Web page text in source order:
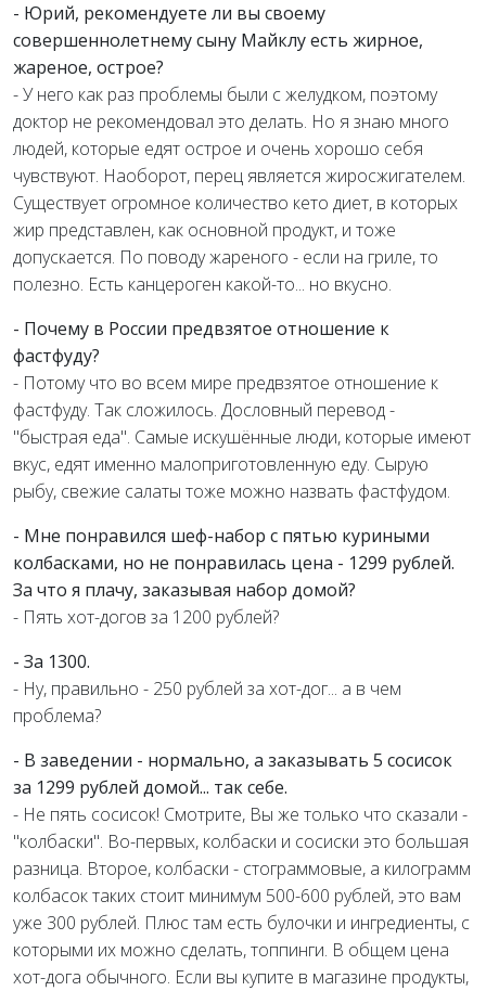
- Юрий, рекомендуете ли вы своему
совершеннолетнему сыну Майклу есть жирное,
жареное, острое?
- У него как раз проблемы были с желудком, поэтому
доктор не рекомендовал это делать. Но я знаю много
людей, которые едят острое и очень хорошо себя
чувствуют. Наоборот, перец является жиросжигателем.
Существует огромное количество кето диет, в которых
жир представлен, как основной продукт, и тоже
допускается. По поводу жареного - если на гриле, то
полезно. Есть канцероген какой-то... но вкусно.
- Почему в России предвзятое отношение к
фастфуду?
- Потому что во всем мире предвзятое отношение к
фастфуду. Так сложилось. Дословный перевод -
"быстрая еда". Самые искушённые люди, которые имеют
вкус, едят именно малоприготовленную еду. Сырую
рыбу, свежие салаты тоже можно назвать фастфудом.
- Мне понравился шеф-набор с пятью куриными
колбасками, но не понравилась цена - 1299 рублей.
За что я плачу, заказывая набор домой?
- Пять хот-догов за 1200 рублей?
- За 1300.
- Ну, правильно - 250 рублей за хот-дог... а в чем
проблема?
- В заведении - нормально, а заказывать 5 сосисок
за 1299 рублей домой... так себе.
- Не пять сосисок! Смотрите, Вы же только что сказали -
"колбаски". Во-первых, колбаски и сосиски это большая
разница. Второе, колбаски - стограммовые, а килограмм
колбасок таких стоит минимум 500-600 рублей, это вам
уже 300 рублей. Плюс там есть булочки и ингредиенты, с
которыми их можно сделать, топпинги. В общем цена
хот-дога обычного. Если вы купите в магазине продукты,